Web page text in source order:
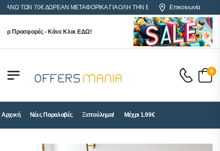
ΤΩΝ 70€ ΔΩΡΕΑΝ ΜΕΤΑΦΟΡΙΚΑ ΓΙΑ ΟΛΗ ΤΗΝ ΕΛΛΑΔΑ Επικοινωνία
Προσφορές - Κάνε Κλικ ΕΔΩ!
0
Αρχική Νέες Παραλαβές Ξεπούλημα! Μέχρι 1.99€